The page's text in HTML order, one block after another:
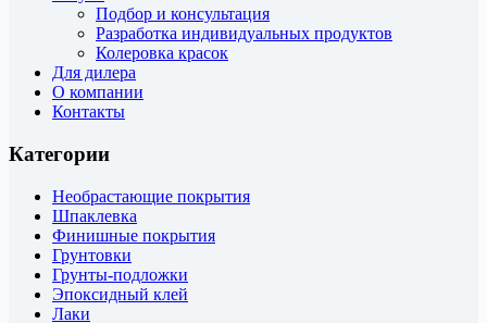
Подбор и консультация
Разработка индивидуальных продуктов
Колеровка красок
Для дилера
О компании
Контакты
Категории
Необрастающие покрытия
Шпаклевка
Финишные покрытия
Грунтовки
Грунты-подложки
Эпоксидный клей
Лаки